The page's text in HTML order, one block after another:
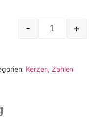
- +
Kerzen, Zahlen